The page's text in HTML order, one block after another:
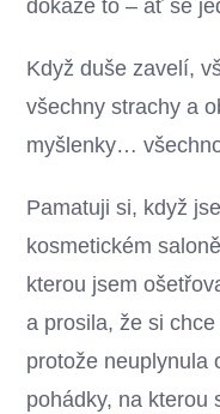
dokáže to – ať se
Když duše zavelí,
všechny strachy a
myšlenky…
Pamatuji si, když
kosmetickém
kterou jsem
a prosila, že si
protože neuplynula
pohádky, na kterou